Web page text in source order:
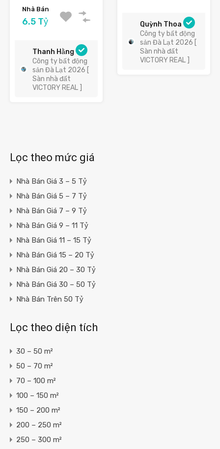
Nhà Bán
6.5 Tỷ
Thanh Hằng
Công ty bất động
sản Đà Lạt 2026 [
Sàn nhà đất
VICTORY REAL ]
Quỳnh Thoa
Công ty bất động
sản Đà Lạt 2026 [
Sàn nhà đất
VICTORY REAL ]
Lọc theo mức giá
Nhà Bán Giá 3 – 5 Tỷ
Nhà Bán Giá 5 – 7 Tỷ
Nhà Bán Giá 7 – 9 Tỷ
Nhà Bán Giá 9 – 11 Tỷ
Nhà Bán Giá 11 – 15 Tỷ
Nhà Bán Giá 15 – 20 Tỷ
Nhà Bán Giá 20 – 30 Tỷ
Nhà Bán Giá 30 – 50 Tỷ
Nhà Bán Trên 50 Tỷ
Lọc theo diện tích
30 – 50 m²
50 – 70 m²
70 – 100 m²
100 – 150 m²
150 – 200 m²
200 – 250 m²
250 – 300 m²